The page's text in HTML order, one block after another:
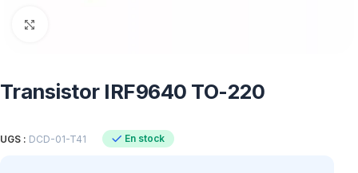
Transistor IRF9640 TO-220
UGS : DCD-01-T41 En stock